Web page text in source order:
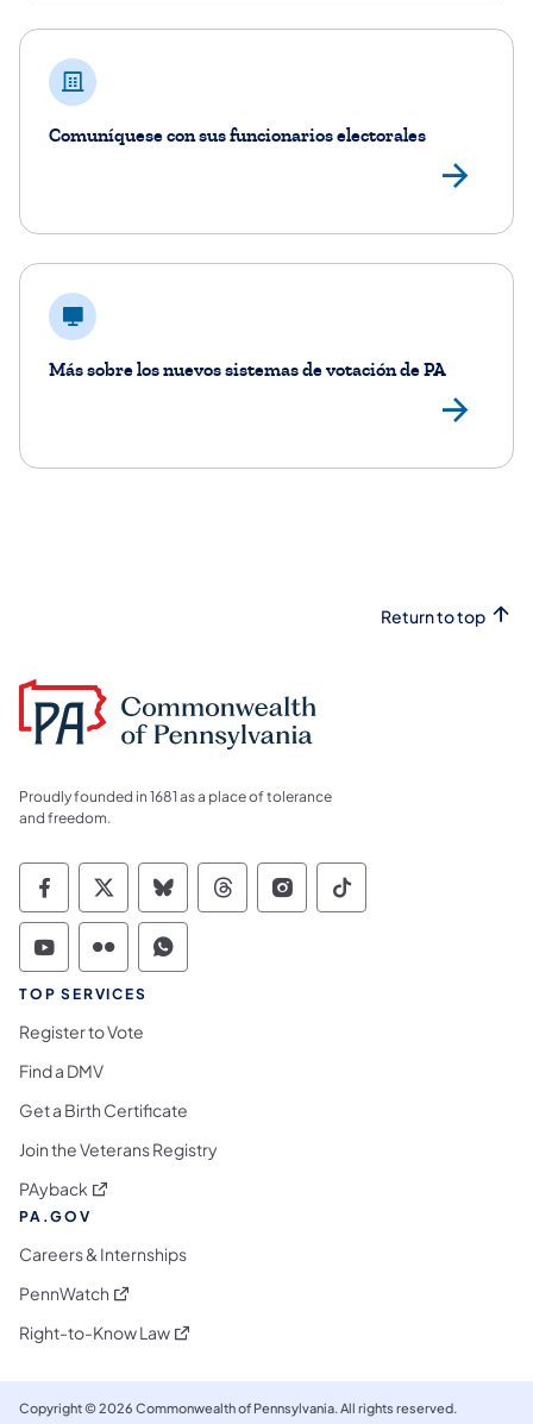
Comuníquese con sus funcionarios electorales
Más sobre los nuevos sistemas de votación de PA
Return to top
Proudly founded in 1681 as a place of tolerance
and freedom.
Commonwealth of Pennsylvania Social
Commonwealth of Pennsylvania
Commonwealth of Pennsylvania
Commonwealth of
Commonwealth of
Commonwealth
Commonwealth of Pennsylvania Social
Commonwealth of Pennsylvania
Commonwealth of Pennsylvania
TOP SERVICES
Register to Vote
Find a DMV
Get a Birth Certificate
Join the Veterans Registry
PAyback (se abre en una nueva pestaña)
PA.GOV
Careers & Internships
PennWatch (se abre en una nueva pestaña)
Right-to-Know Law(se abre en una nueva pestaña)
Copyright © 2026 Commonwealth of Pennsylvania. All rights reserved.